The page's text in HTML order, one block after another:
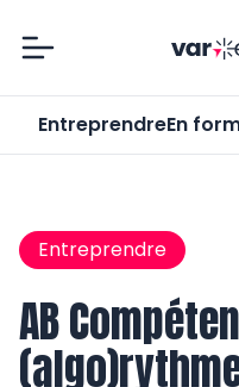
EntreprendreEn
Entreprendre
AB